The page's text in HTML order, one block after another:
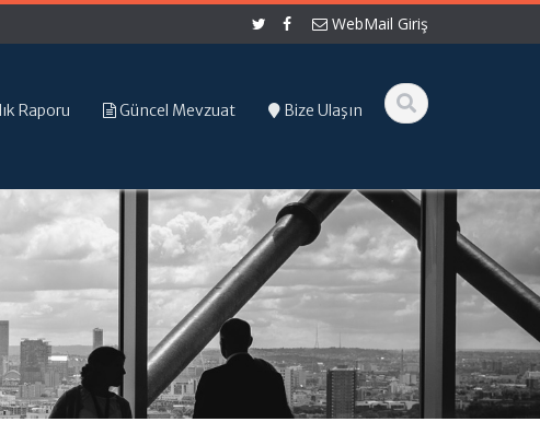
WebMail Giriş
Raporu Güncel Mevzuat Bize Ulaşın